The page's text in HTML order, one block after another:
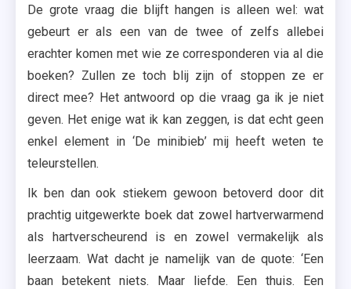
De grote vraag die blijft hangen is alleen wel: wat
gebeurt er als een van de twee of zelfs allebei
erachter komen met wie ze corresponderen via al die
boeken? Zullen ze toch blij zijn of stoppen ze er
direct mee? Het antwoord op die vraag ga ik je niet
geven. Het enige wat ik kan zeggen, is dat echt geen
enkel element in ‘De minibieb’ mij heeft weten te
teleurstellen.
Ik ben dan ook stiekem gewoon betoverd door dit
prachtig uitgewerkte boek dat zowel hartverwarmend
als hartverscheurend is en zowel vermakelijk als
leerzaam. Wat dacht je namelijk van de quote: ‘Een
baan betekent niets. Maar liefde. Een thuis. Een